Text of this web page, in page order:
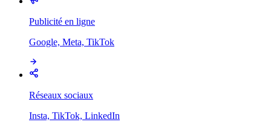
Publicité en ligne
Google, Meta, TikTok
Réseaux sociaux
Insta, TikTok, LinkedIn